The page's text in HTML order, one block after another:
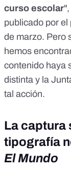
curso escolar
publicado por
de marzo. Pero
hemos
contenido haya
distinta y la
tal acción.
La captura
tipografía
El Mundo